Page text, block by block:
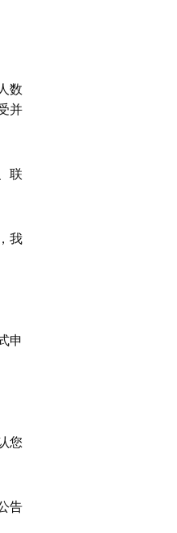
数
并
联
我
申
您
告